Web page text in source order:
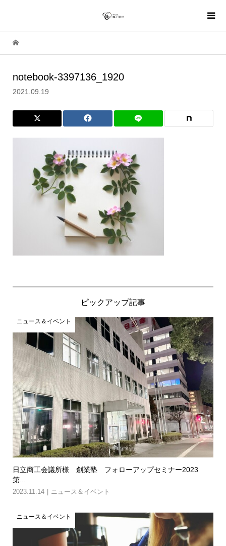
notebook-3397136_1920
2021.09.19
ピックアップ記事
ニュース＆イベント
日立商工会議所様 創業塾 フォローアップセミナー2023
第...
2023.11.14 ニュース＆イベント
ニュース＆イベント